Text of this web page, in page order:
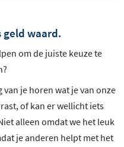
geld waard.
om de juiste keuze te
je horen wat je van onze
of kan er wellicht iets
alleen omdat we het leuk
je anderen helpt met het